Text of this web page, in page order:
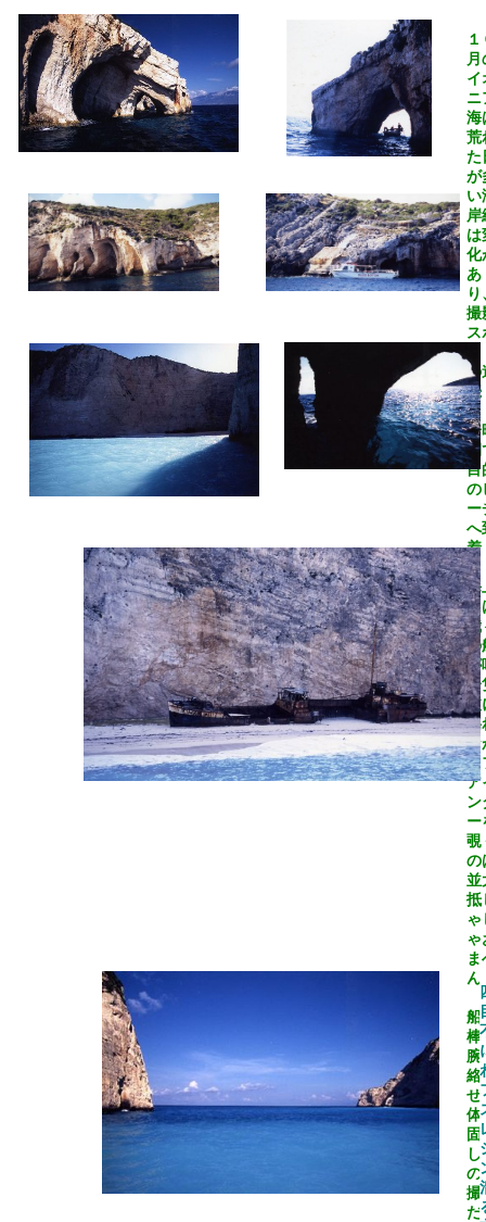
１
月
イ
ニ
海
荒
た
が
い
岸
は
化
あ
り
撮
ス
の
続
一
間
目
の
ー
へ
着
海
に
我
の
が
一
波
揺
な
ら
ア
ン
ー
覗
の
並
抵
ゃ
ゃ
ま
ん
船
棒
腕
絡
せ
体
固
し
の
撮
だ